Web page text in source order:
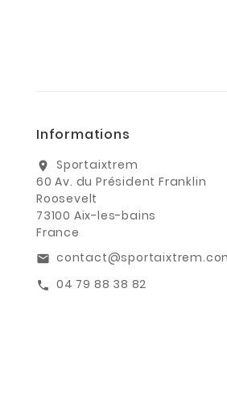
Informations
location_on
Sportaixtrem
60 Av. du Président Franklin
Roosevelt
73100 Aix-les-bains
France
email
call 04 79 88 38 82